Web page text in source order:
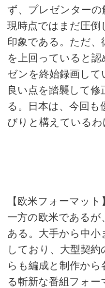
ず、プレゼンター
現時点ではまだ圧
印象である。ただ
を上回っていると
ゼンを終始録画し
良い点を踏襲して
る。日本は、今回
びりと構えている
【欧米フォーマット
一方の欧米である
ある。大手から中
しており、大型契
らも編成と制作か
る斬新な番組フォ